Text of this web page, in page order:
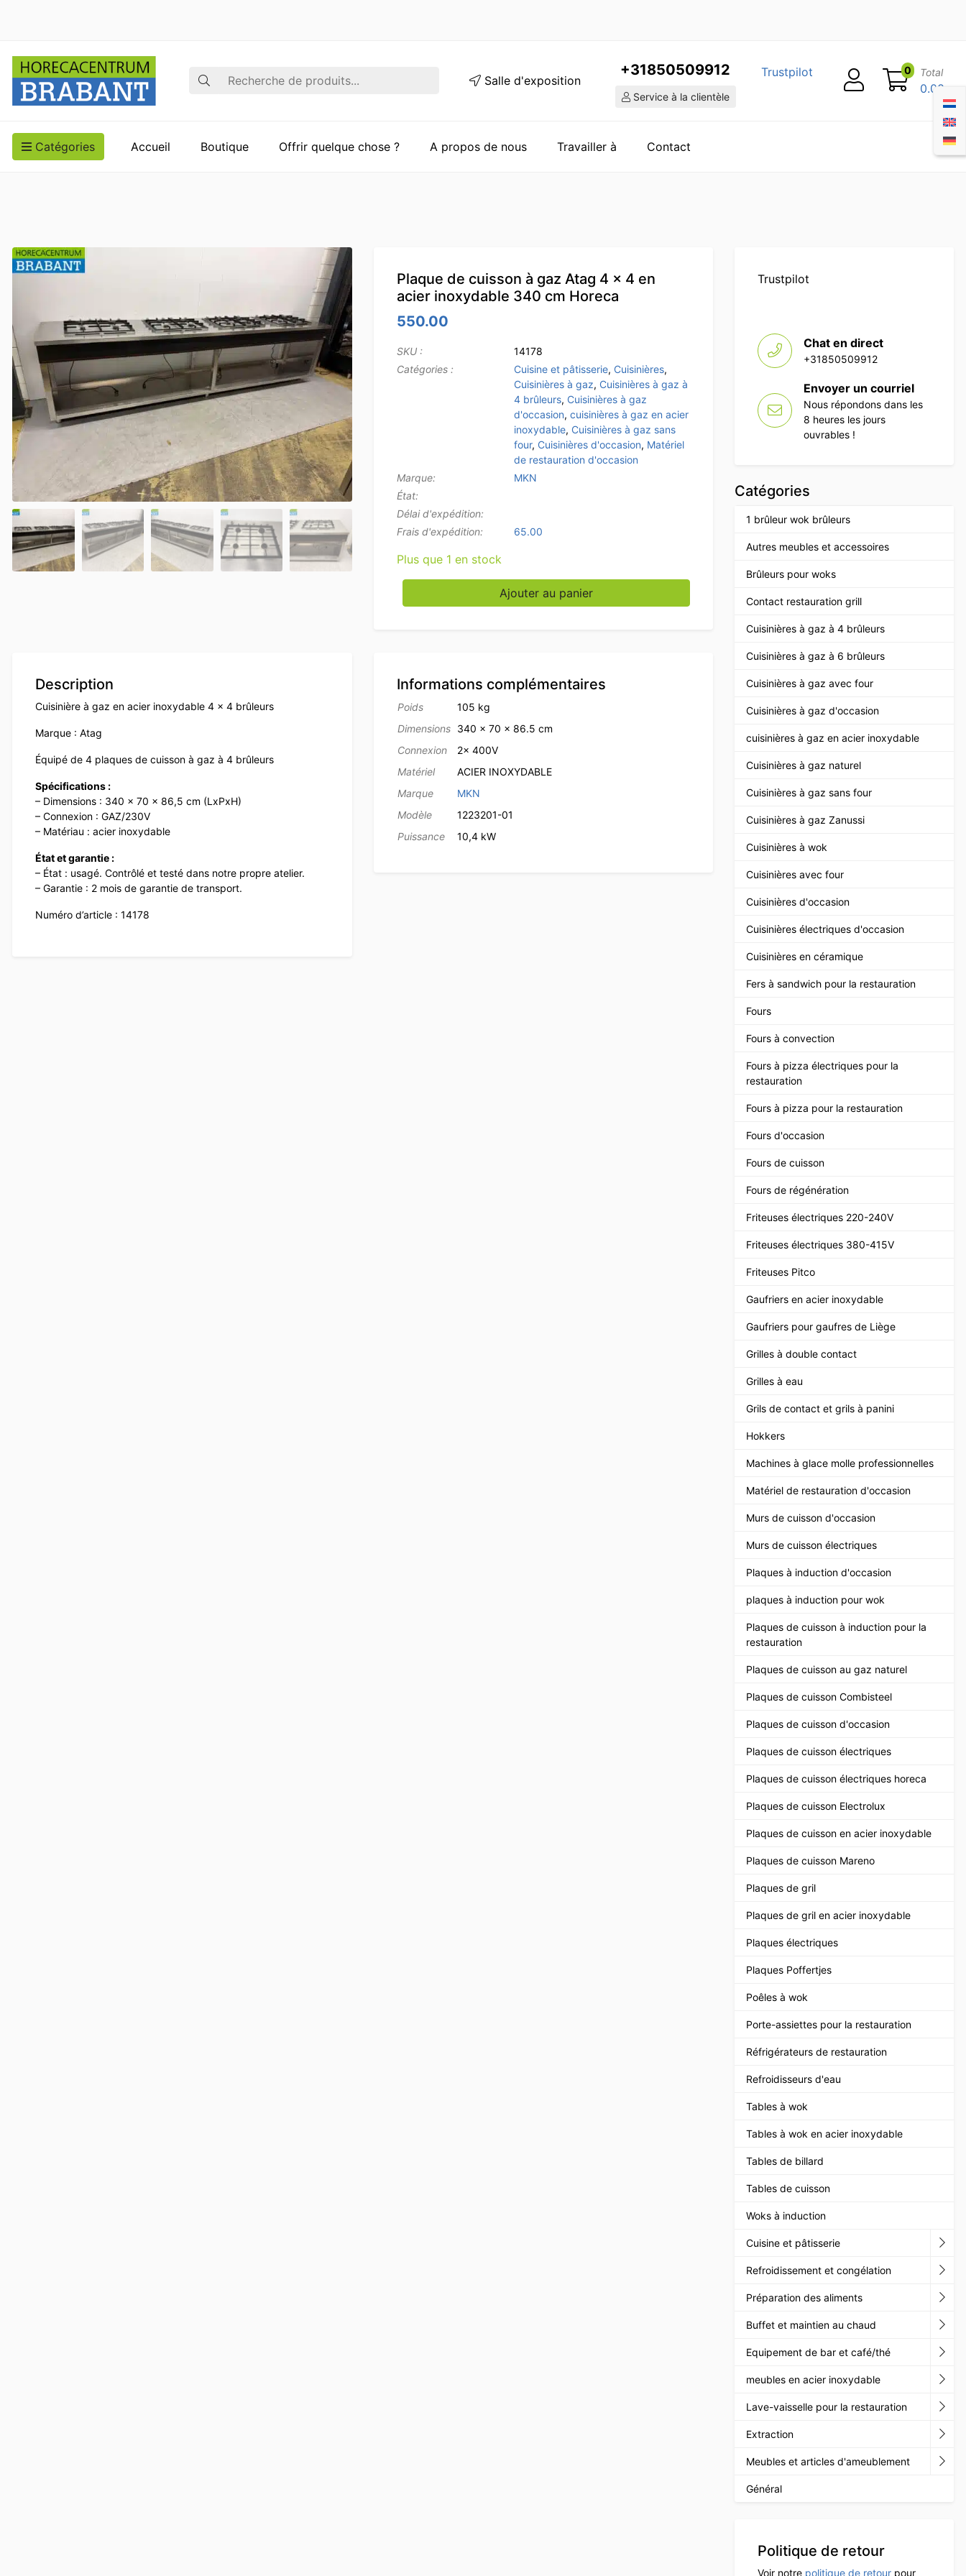
Recherche Salle d'exposition
+31850509912
Service à la clientèle
Trustpilot 0 Total
0.00
Catégories Accueil Boutique Offrir quelque chose ? A propos de nous Travailler à Contact
Plaque de cuisson à gaz Atag 4 x 4 en
acier inoxydable 340 cm Horeca
550.00
SKU :
14178
Catégories :
Cuisine et pâtisserie, Cuisinières,
Cuisinières à gaz, Cuisinières à gaz à
4 brûleurs, Cuisinières à gaz
d'occasion, cuisinières à gaz en acier
inoxydable, Cuisinières à gaz sans
four, Cuisinières d'occasion, Matériel
de restauration d'occasion
Marque:
MKN
État:
Délai d'expédition:
Frais d'expédition:
65.00
Plus que 1 en stock
quantité de Plaque de cuisson à gaz Atag 4 x 4 en acier inoxydable 340 cm Horeca
Ajouter au panier
Description
Cuisinière à gaz en acier inoxydable 4 x 4 brûleurs
Marque : Atag
Équipé de 4 plaques de cuisson à gaz à 4 brûleurs
Spécifications :
– Dimensions : 340 x 70 x 86,5 cm (LxPxH)
– Connexion : GAZ/230V
– Matériau : acier inoxydable
État et garantie :
– État : usagé. Contrôlé et testé dans notre propre atelier.
– Garantie : 2 mois de garantie de transport.
Numéro d’article : 14178
Informations complémentaires
Poids
105 kg
Dimensions
340 × 70 × 86.5 cm
Connexion
2x 400V
Matériel
ACIER INOXYDABLE
Marque
MKN
Modèle
1223201-01
Puissance
10,4 kW
Trustpilot
Chat en direct
+31850509912
Envoyer un courriel
Nous répondons dans les
8 heures les jours
ouvrables !
Catégories
1 brûleur wok brûleurs
Autres meubles et accessoires
Brûleurs pour woks
Contact restauration grill
Cuisinières à gaz à 4 brûleurs
Cuisinières à gaz à 6 brûleurs
Cuisinières à gaz avec four
Cuisinières à gaz d'occasion
cuisinières à gaz en acier inoxydable
Cuisinières à gaz naturel
Cuisinières à gaz sans four
Cuisinières à gaz Zanussi
Cuisinières à wok
Cuisinières avec four
Cuisinières d'occasion
Cuisinières électriques d'occasion
Cuisinières en céramique
Fers à sandwich pour la restauration
Fours
Fours à convection
Fours à pizza électriques pour la
restauration
Fours à pizza pour la restauration
Fours d'occasion
Fours de cuisson
Fours de régénération
Friteuses électriques 220-240V
Friteuses électriques 380-415V
Friteuses Pitco
Gaufriers en acier inoxydable
Gaufriers pour gaufres de Liège
Grilles à double contact
Grilles à eau
Grils de contact et grils à panini
Hokkers
Machines à glace molle professionnelles
Matériel de restauration d'occasion
Murs de cuisson d'occasion
Murs de cuisson électriques
Plaques à induction d'occasion
plaques à induction pour wok
Plaques de cuisson à induction pour la
restauration
Plaques de cuisson au gaz naturel
Plaques de cuisson Combisteel
Plaques de cuisson d'occasion
Plaques de cuisson électriques
Plaques de cuisson électriques horeca
Plaques de cuisson Electrolux
Plaques de cuisson en acier inoxydable
Plaques de cuisson Mareno
Plaques de gril
Plaques de gril en acier inoxydable
Plaques électriques
Plaques Poffertjes
Poêles à wok
Porte-assiettes pour la restauration
Réfrigérateurs de restauration
Refroidisseurs d'eau
Tables à wok
Tables à wok en acier inoxydable
Tables de billard
Tables de cuisson
Woks à induction
Cuisine et pâtisserie
Refroidissement et congélation
Préparation des aliments
Buffet et maintien au chaud
Equipement de bar et café/thé
meubles en acier inoxydable
Lave-vaisselle pour la restauration
Extraction
Meubles et articles d'ameublement
Général
Politique de retour
Voir notre politique de retour pour